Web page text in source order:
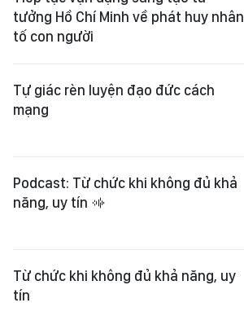
tưởng Hồ Chí Minh về phát huy nhân
tố con người
Tự giác rèn luyện đạo đức cách
mạng
Podcast: Từ chức khi không đủ khả
năng, uy tín
Từ chức khi không đủ khả năng, uy
tín